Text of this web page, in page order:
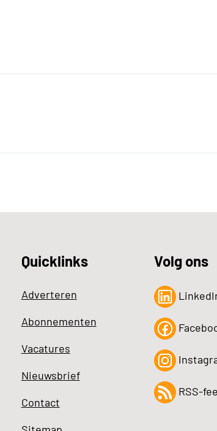
Quicklinks
Adverteren
Abonnementen
Vacatures
Nieuwsbrief
Contact
Volg ons
RSS-